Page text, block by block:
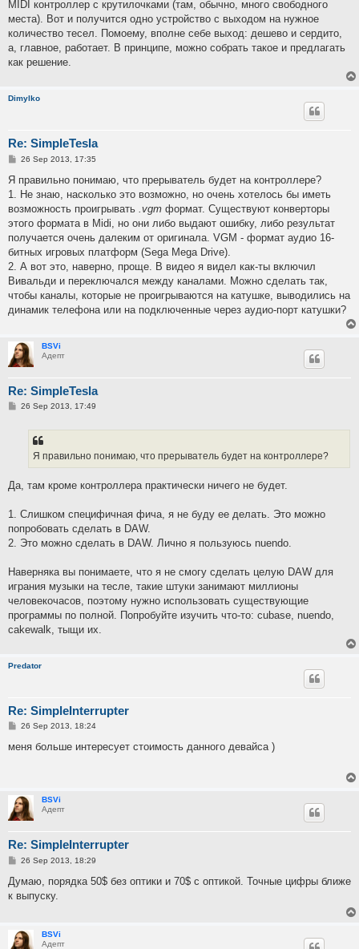
MIDI контроллер с крутилочками (там, обычно, много свободного
места). Вот и получится одно устройство c выходом на нужное
количество тесел. Помоему, вполне себе выход: дешево и сердито,
а, главное, работает. В принципе, можно собрать такое и предлагать
как решение.
Dimylko
Re: SimpleTesla
P
s
26 Sep 2013, 17:35
Я правильно понимаю, что прерыватель будет на контроллере?
1. Не знаю, насколько это возможно, но очень хотелось бы иметь
возможность проигрывать .vgm формат. Существуют конверторы
этого формата в Midi, но они либо выдают ошибку, либо результат
получается очень далеким от оригинала. VGM - формат аудио 16-
битных игровых платформ (Sega Mega Drive).
2. А вот это, наверно, проще. В видео я видел как-ты включил
Вивальди и переключался между каналами. Можно сделать так,
чтобы каналы, которые не проигрываются на катушке, выводились на
динамик телефона или на подключенные через аудио-порт катушки?
BSVi
Адепт
Re: SimpleTesla
P26 Sep 2013, 17:49
Я правильно понимаю, что прерыватель будет на контроллере?
Да, там кроме контроллера практически ничего не будет.
1. Слишком специфичная фича, я не буду ее делать. Это можно
попробовать сделать в DAW.
2. Это можно сделать в DAW. Лично я пользуюсь nuendo.
Наверняка вы понимаете, что я не смогу сделать целую DAW для
играния музыки на тесле, такие штуки занимают миллионы
человекочасов, поэтому нужно использовать существующие
программы по полной. Попробуйте изучить что-то: cubase, nuendo,
cakewalk, тыщи их.
Predator
Re: SimpleInterrupter
P
s
26 Sep 2013, 18:24
меня больше интересует стоимость данного девайса )
BSVi
Адепт
Re: SimpleInterrupter
P
s
t
26 Sep 2013, 18:29
Думаю, порядка 50$ без оптики и 70$ c оптикой. Точные цифры ближе
к выпуску.
BSVi
Адепт